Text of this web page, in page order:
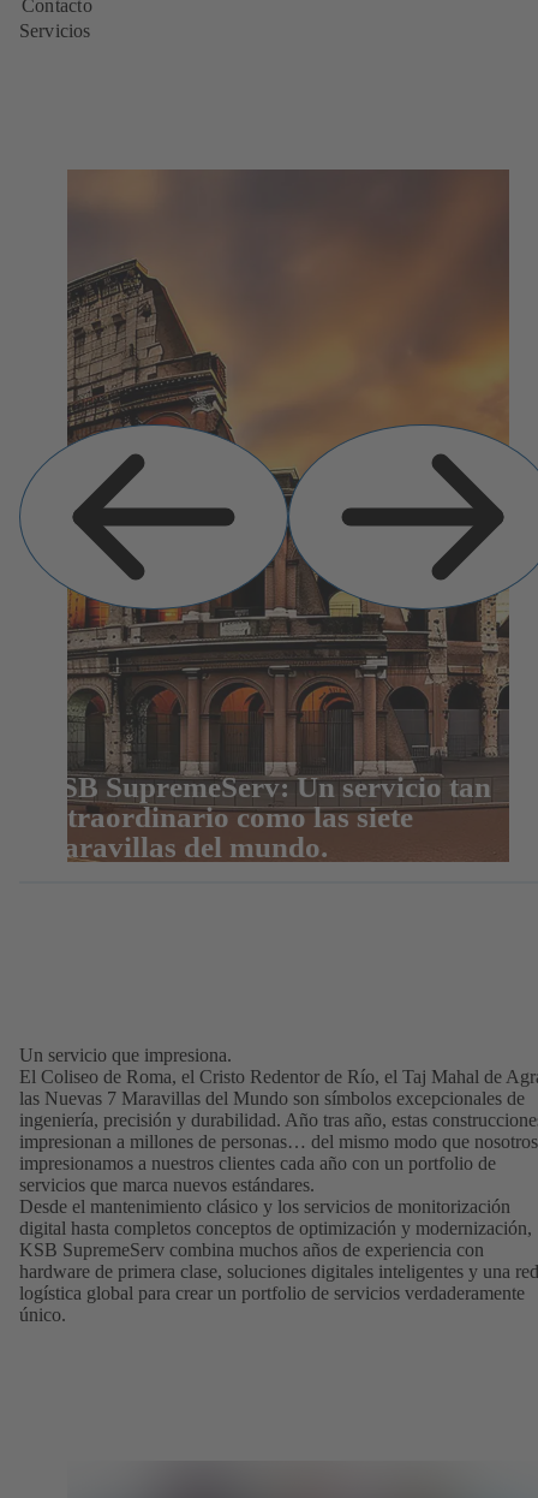
Contacto
Servicios
KSB SupremeServ: Un servicio tan
extraordinario como las siete
maravillas del mundo.
Diapositiva
anterior
Siguiente
diapositiva
Un servicio que impresiona.
El Coliseo de Roma, el Cristo Redentor de Río, el Taj Mahal de
las Nuevas 7 Maravillas del Mundo son símbolos excepcionales de
ingeniería, precisión y durabilidad. Año tras año, estas
impresionan a millones de personas… del mismo modo que nosotros
impresionamos a nuestros clientes cada año con un portfolio de
servicios que marca nuevos estándares.
Desde el mantenimiento clásico y los servicios de monitorización
digital hasta completos conceptos de optimización y modernización,
KSB SupremeServ combina muchos años de experiencia con
hardware de primera clase, soluciones digitales inteligentes y una red
logística global para crear un portfolio de servicios verdaderamente
único.